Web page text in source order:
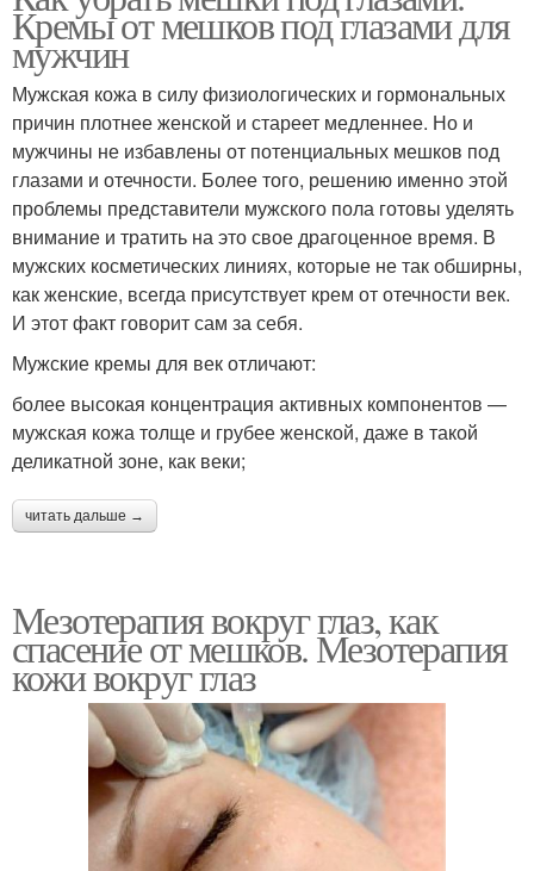
Кремы от мешков под глазами для
мужчин
Мужская кожа в силу физиологических и гормональных
причин плотнее женской и стареет медленнее. Но и
мужчины не избавлены от потенциальных мешков под
глазами и отечности. Более того, решению именно этой
проблемы представители мужского пола готовы уделять
внимание и тратить на это свое драгоценное время. В
мужских косметических линиях, которые не так обширны,
как женские, всегда присутствует крем от отечности век.
И этот факт говорит сам за себя.
Мужские кремы для век отличают:
более высокая концентрация активных компонентов —
мужская кожа толще и грубее женской, даже в такой
деликатной зоне, как веки;
читать дальше →
Мезотерапия вокруг глаз, как
спасение от мешков. Мезотерапия
кожи вокруг глаз